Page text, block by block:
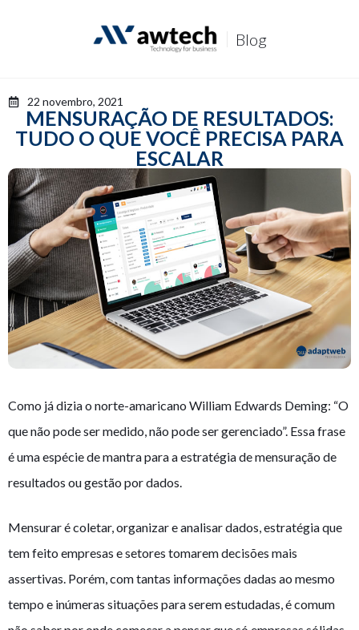
a
a
c
o
n
t
e
ú
d
o
Blog
22 novembro, 2021
MENSURAÇÃO DE RESULTADOS:
TUDO O QUE VOCÊ PRECISA PARA
ESCALAR
Como já dizia o norte-amaricano William Edwards Deming: “O
que não pode ser medido, não pode ser gerenciado”. Essa frase
é uma espécie de mantra para a estratégia de mensuração de
resultados ou gestão por dados.
Mensurar é coletar, organizar e analisar dados, estratégia que
tem feito empresas e setores tomarem decisões mais
assertivas. Porém, com tantas informações dadas ao mesmo
tempo e inúmeras situações para serem estudadas, é comum